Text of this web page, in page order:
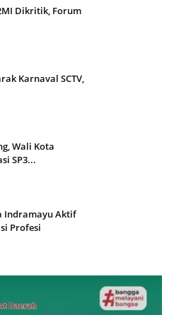
Dikritik, Forum
Karnaval SCTV,
Wali Kota
SP3...
Indramayu Aktif
Profesi